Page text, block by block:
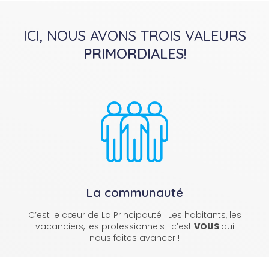
ICI, NOUS AVONS TROIS VALEURS
PRIMORDIALES!
La communauté
C’est le cœur de La Principauté ! Les habitants, les
vacanciers, les professionnels : c’est VOUS qui
nous faites avancer !